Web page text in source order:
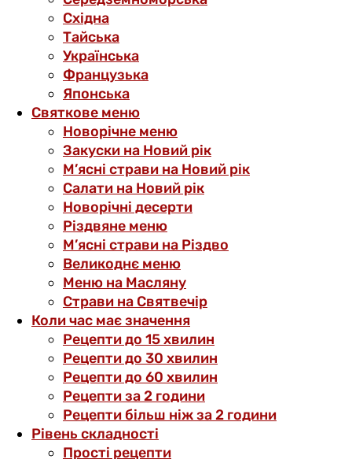
Східна
Тайська
Українська
Французька
Японська
Святкове меню
Новорічне меню
Закуски на Новий рік
М’ясні страви на Новий рік
Салати на Новий рік
Новорічні десерти
Різдвяне меню
М’ясні страви на Різдво
Великоднє меню
Меню на Масляну
Страви на Святвечір
Коли час має значення
Рецепти до 15 хвилин
Рецепти до 30 хвилин
Рецепти до 60 хвилин
Рецепти за 2 години
Рецепти більш ніж за 2 години
Рівень складності
Прості рецепти